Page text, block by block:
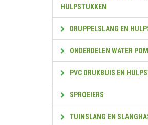
HULPSTUKKEN
DRUPPELSLANG EN
ONDERDELEN WATER
PVC DRUKBUIS EN
SPROEIERS
TUINSLANG EN